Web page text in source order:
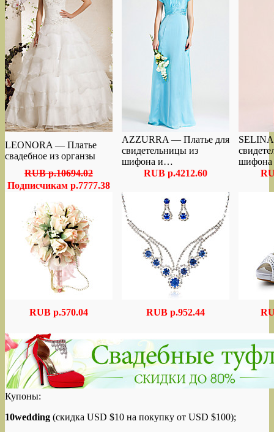
LEONORA — Платье
свадебное из органзы
AZZURRA — Платье для
свидетельницы из
шифона и…
шифона
RUB p.10694.02
RUB p.4212.60
Подписчикам p.7777.38
RUB p.570.04 RUB p.952.44
Купоны:
10wedding (скидка USD $10 на покупку от USD $100);